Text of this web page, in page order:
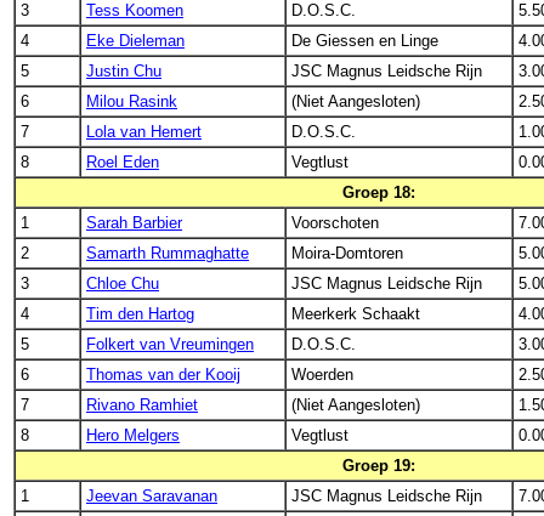
3
Tess Koomen D.O.S.C.
4
Eke Dieleman De Giessen en Linge
5
Justin Chu JSC Magnus Leidsche Rijn
6
Milou Rasink (Niet Aangesloten)
7
Lola van Hemert D.O.S.C.
8
Roel Eden Vegtlust
Groep 18:
1
Sarah Barbier Voorschoten
2
Samarth Rummaghatte Moira-Domtoren
3
Chloe Chu JSC Magnus Leidsche Rijn
4
Tim den Hartog Meerkerk Schaakt
5
Folkert van Vreumingen D.O.S.C.
6
Thomas van der Kooij Woerden
7
Rivano Ramhiet (Niet Aangesloten)
8
Hero Melgers Vegtlust
Groep 19:
1
Jeevan Saravanan JSC Magnus Leidsche Rijn